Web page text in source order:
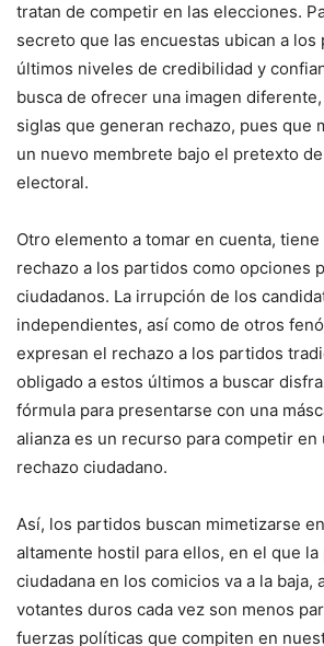
tratan de competir en las elecciones.
secreto que las encuestas ubican a los
últimos niveles de credibilidad y
busca de ofrecer una imagen
siglas que generan rechazo, pues que
un nuevo membrete bajo el pretexto
electoral.
Otro elemento a tomar en cuenta,
rechazo a los partidos como opciones
ciudadanos. La irrupción de los
independientes, así como de otros
expresan el rechazo a los partidos
obligado a estos últimos a buscar
fórmula para presentarse con una
alianza es un recurso para competir en
rechazo ciudadano.
Así, los partidos buscan mimetizarse
altamente hostil para ellos, en el que
ciudadana en los comicios va a la baja,
votantes duros cada vez son menos
fuerzas políticas que compiten en